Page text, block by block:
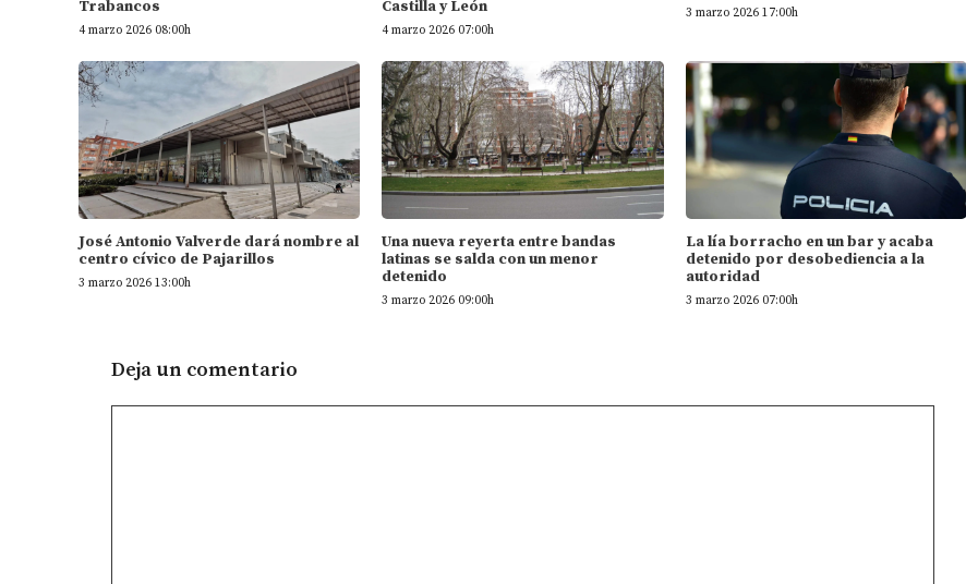
Trabancos
4 marzo 2026 08:00h
Castilla y León
4 marzo 2026 07:00h
3 marzo 2026 17:00h
José Antonio Valverde dará nombre al
centro cívico de Pajarillos
3 marzo 2026 13:00h
Una nueva reyerta entre bandas
latinas se salda con un menor
detenido
3 marzo 2026 09:00h
La lía borracho en un bar y acaba
detenido por desobediencia a la
autoridad
3 marzo 2026 07:00h
Deja un comentario